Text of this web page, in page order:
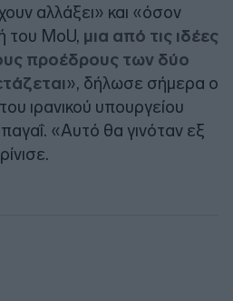
αλλάξει» και «όσον
του MoU, μια από τις ιδέες
προέδρους των δύο
», δήλωσε σήμερα ο
ιρανικού υπουργείου
«Αυτό θα γινόταν εξ